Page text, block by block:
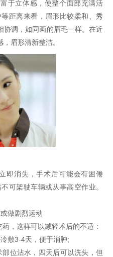
于立体感，使整个面部充满活
距离来看，眉形比较柔和、秀
协调，如同画的眉毛一样。在近
眉形清新整洁。
消失，手术后可能会有困倦
可架驶车辆或从事高空作业。
做剧烈运动
这样可以减轻术后的不适：
敷3-4天，便于消肿;
位沾水，四天后可以洗头，但